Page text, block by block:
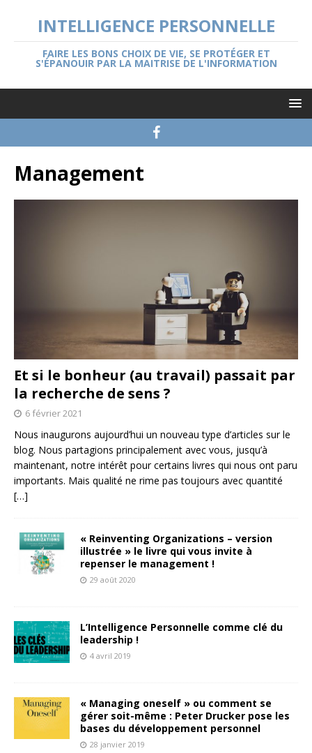
INTELLIGENCE PERSONNELLE
FAIRE LES BONS CHOIX DE VIE, SE PROTÉGER ET
S'ÉPANOUIR PAR LA MAITRISE DE L'INFORMATION
Management
Et si le bonheur (au travail) passait par
la recherche de sens ?
6 février 2021
Nous inaugurons aujourd’hui un nouveau type d’articles sur le
blog. Nous partagions principalement avec vous, jusqu’à
maintenant, notre intérêt pour certains livres qui nous ont paru
importants. Mais qualité ne rime pas toujours avec quantité
[…]
« Reinventing Organizations – version
illustrée » le livre qui vous invite à
repenser le management !
29 août 2020
L’Intelligence Personnelle comme clé du
leadership !
4 avril 2019
« Managing oneself » ou comment se
gérer soit-même : Peter Drucker pose les
bases du développement personnel
28 janvier 2019